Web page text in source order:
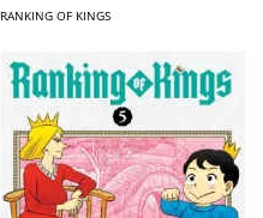
RANKING OF KINGS